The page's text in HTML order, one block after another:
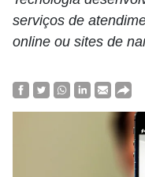
serviços de
online ou sites de